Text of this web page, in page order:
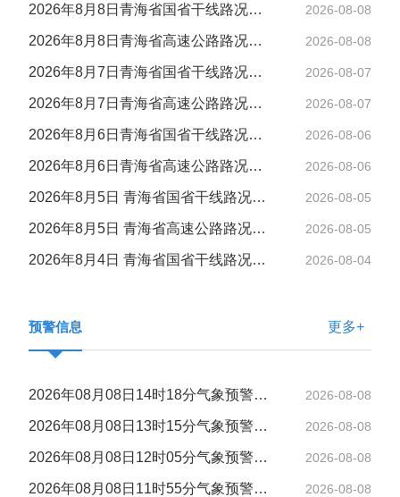
2026年8月8日青海省国省干线路况信息 2026-08-08
2026年8月8日青海省高速公路路况信息 2026-08-08
2026年8月7日青海省国省干线路况信息 2026-08-07
2026年8月7日青海省高速公路路况信息 2026-08-07
2026年8月6日青海省国省干线路况信息 2026-08-06
2026年8月6日青海省高速公路路况信息 2026-08-06
2026年8月5日 青海省国省干线路况信息 2026-08-05
2026年8月5日 青海省高速公路路况信息 2026-08-05
2026年8月4日 青海省国省干线路况信息 2026-08-04
预警信息 更多+
2026年08月08日14时18分气象预警信息 2026-08-08
2026年08月08日13时15分气象预警信息 2026-08-08
2026年08月08日12时05分气象预警信息 2026-08-08
2026年08月08日11时55分气象预警信息 2026-08-08